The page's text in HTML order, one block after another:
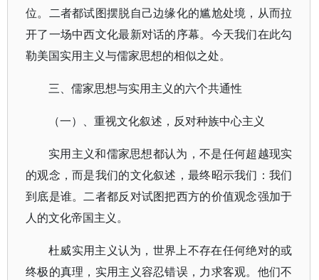
位。二者都试图摆脱自己边缘化的尴尬处境，从而拉
开了一场中西文化最新对话的序幕。今天我们在此勾
勒美国实用主义与儒家思想的相似之处。
三、儒家思想与实用主义的六个共通性
（一）、重视文化叙述，反对种族中心主义
实用主义和儒家思想都认为，不是任何超越现实
的观念，而是我们的文化叙述，最终昭示我们：我们
到底是谁。二者都反对试图把西方的价值观念强加于
人的文化帝国主义。
杜威实用主义认为，世界上不存在任何绝对的或
终极的真理，实用主义容忍错误，力求客观。他们不